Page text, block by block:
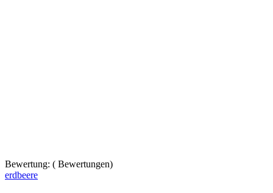
Bewertung: ( Bewertungen)
erdbeere